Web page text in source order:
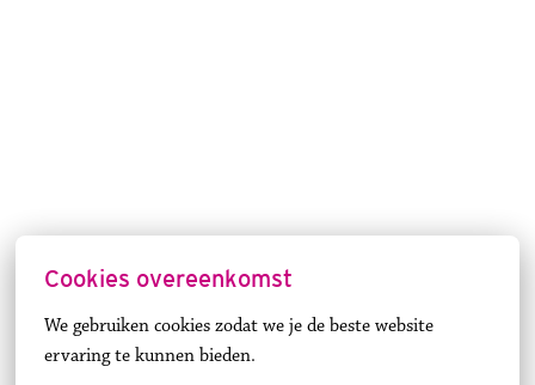
Cookies overeenkomst
We gebruiken cookies zodat we je de beste website
ervaring te kunnen bieden.